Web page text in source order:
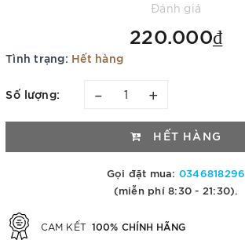
Đánh giá
220.000₫
Tình trạng: Hết hàng
Số lượng: – +
HẾT HÀNG
Gọi đặt mua: 0346818296
(miễn phí 8:30 - 21:30).
CAM KẾT 100% CHÍNH HÃNG